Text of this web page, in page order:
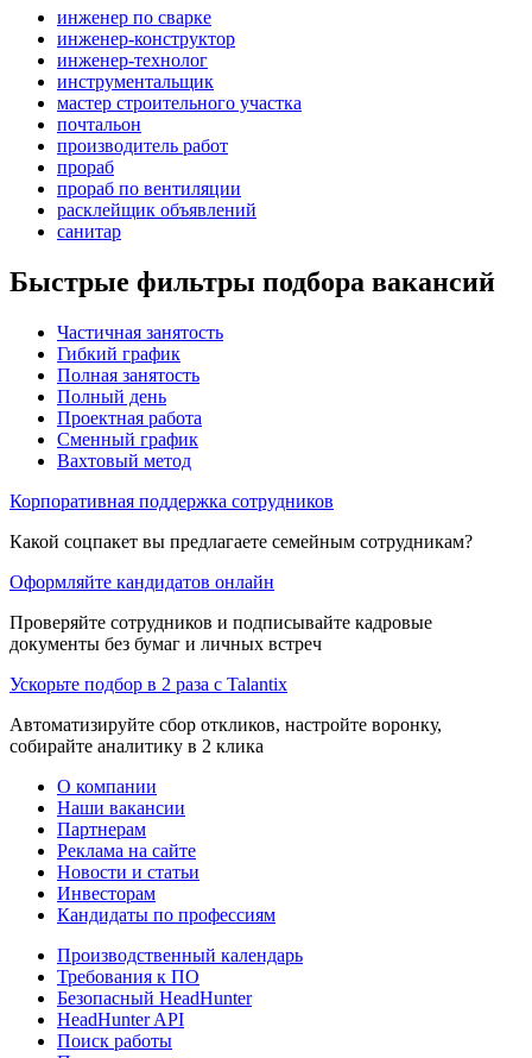
инженер по сварке
инженер-конструктор
инженер-технолог
инструментальщик
мастер строительного участка
почтальон
производитель работ
прораб
прораб по вентиляции
расклейщик объявлений
санитар
Быстрые фильтры подбора вакансий
Частичная занятость
Гибкий график
Полная занятость
Полный день
Проектная работа
Сменный график
Вахтовый метод
Корпоративная поддержка сотрудников
Какой соцпакет вы предлагаете семейным сотрудникам?
Оформляйте кандидатов онлайн
Проверяйте сотрудников и подписывайте кадровые
документы без бумаг и личных встреч
Ускорьте подбор в 2 раза с Talantix
Автоматизируйте сбор откликов, настройте воронку,
собирайте аналитику в 2 клика
О компании
Наши вакансии
Партнерам
Реклама на сайте
Новости и статьи
Инвесторам
Кандидаты по профессиям
Производственный календарь
Требования к ПО
Безопасный HeadHunter
HeadHunter API
Поиск работы